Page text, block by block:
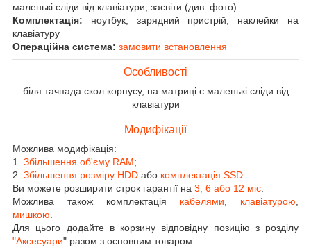
маленькі сліди від клавіатури, засвіти (див. фото)
Комплектація: ноутбук, зарядний пристрій, наклейки на
клавіатуру
Операційна система: замовити встановлення
Особливості
біля тачпада скол корпусу, на матриці є маленькі сліди від
клавіатури
Модифікації
Можлива модифікація:
1. Збільшення об'єму RAM;
2. Збільшення розміру HDD або комплектація SSD
Ви можете розширити строк гарантії на 3, 6 або 12 міс
Можлива також комплектація кабелями клавіатурою
мишкою
Для цього додайте в корзину відповідну позицію з розділу
"Аксесуари" разом з основним товаром.